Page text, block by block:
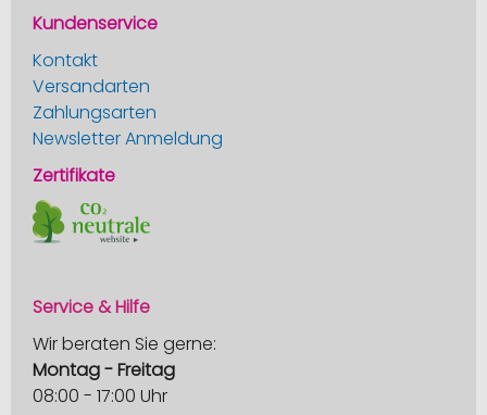
Kundenservice
Kontakt
Versandarten
Zahlungsarten
Newsletter Anmeldung
Zertifikate
Service & Hilfe
Wir beraten Sie gerne:
Montag - Freitag
08:00 - 17:00 Uhr